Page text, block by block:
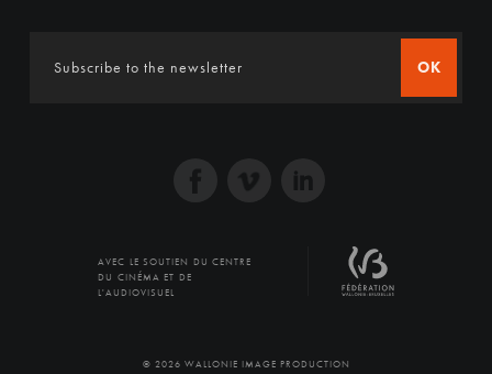
OK
AVEC LE SOUTIEN DU CENTRE
DU CINÉMA ET DE
L'AUDIOVISUEL
© 2026 WALLONIE IMAGE PRODUCTION